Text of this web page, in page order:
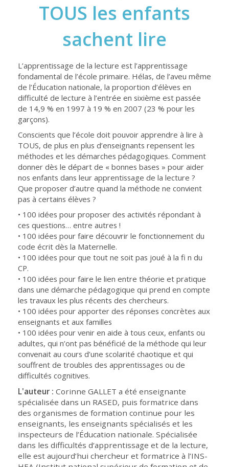
TOUS les enfants
sachent lire
L’apprentissage de la lecture est l’apprentissage
fondamental de l’école primaire. Hélas, de l’aveu même
de l’Éducation nationale, la proportion d’élèves en
difficulté de lecture à l’entrée en sixième est passée
de 14,9 % en 1997 à 19 % en 2007 (23 % pour les
garçons).
Conscients que l’école doit pouvoir apprendre à lire à
TOUS, de plus en plus d’enseignants repensent les
méthodes et les démarches pédagogiques. Comment
donner dès le départ de « bonnes bases » pour aider
nos enfants dans leur apprentissage de la lecture ?
Que proposer d’autre quand la méthode ne convient
pas à certains élèves ?
• 100 idées pour proposer des activités répondant à
ces questions… entre autres !
• 100 idées pour faire découvrir le fonctionnement du
code écrit dès la Maternelle.
• 100 idées pour que tout ne soit pas joué à la fi n du
CP.
• 100 idées pour faire le lien entre théorie et pratique
dans une démarche pédagogique qui prend en compte
les travaux les plus récents des chercheurs.
• 100 idées pour apporter des réponses concrètes aux
enseignants et aux familles
• 100 idées pour venir en aide à tous ceux, enfants ou
adultes, qui n’ont pas bénéficié de la méthode qui leur
convenait au cours d’une scolarité chaotique et qui
souffrent de troubles des apprentissages ou de
difficultés cognitives.
L'auteur : Corinne GALLET a été enseignante
spécialisée dans un RASED, puis formatrice dans
des organismes de formation continue pour les
enseignants, les enseignants spécialisés et les
inspecteurs de l’Éducation nationale. Spécialisée
dans les difficultés d‘apprentissage et de la lecture,
elle est aujourd’hui chercheur et formatrice à l’INS-